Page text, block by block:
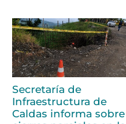
Secretaría de
Infraestructura de
Caldas informa sobre